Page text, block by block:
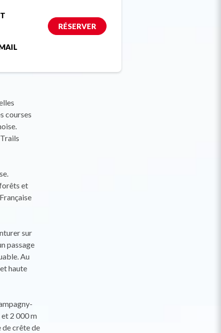
RÉSERVER
courses
et
sur
passage
Au
haute
2 000 m
de crête de